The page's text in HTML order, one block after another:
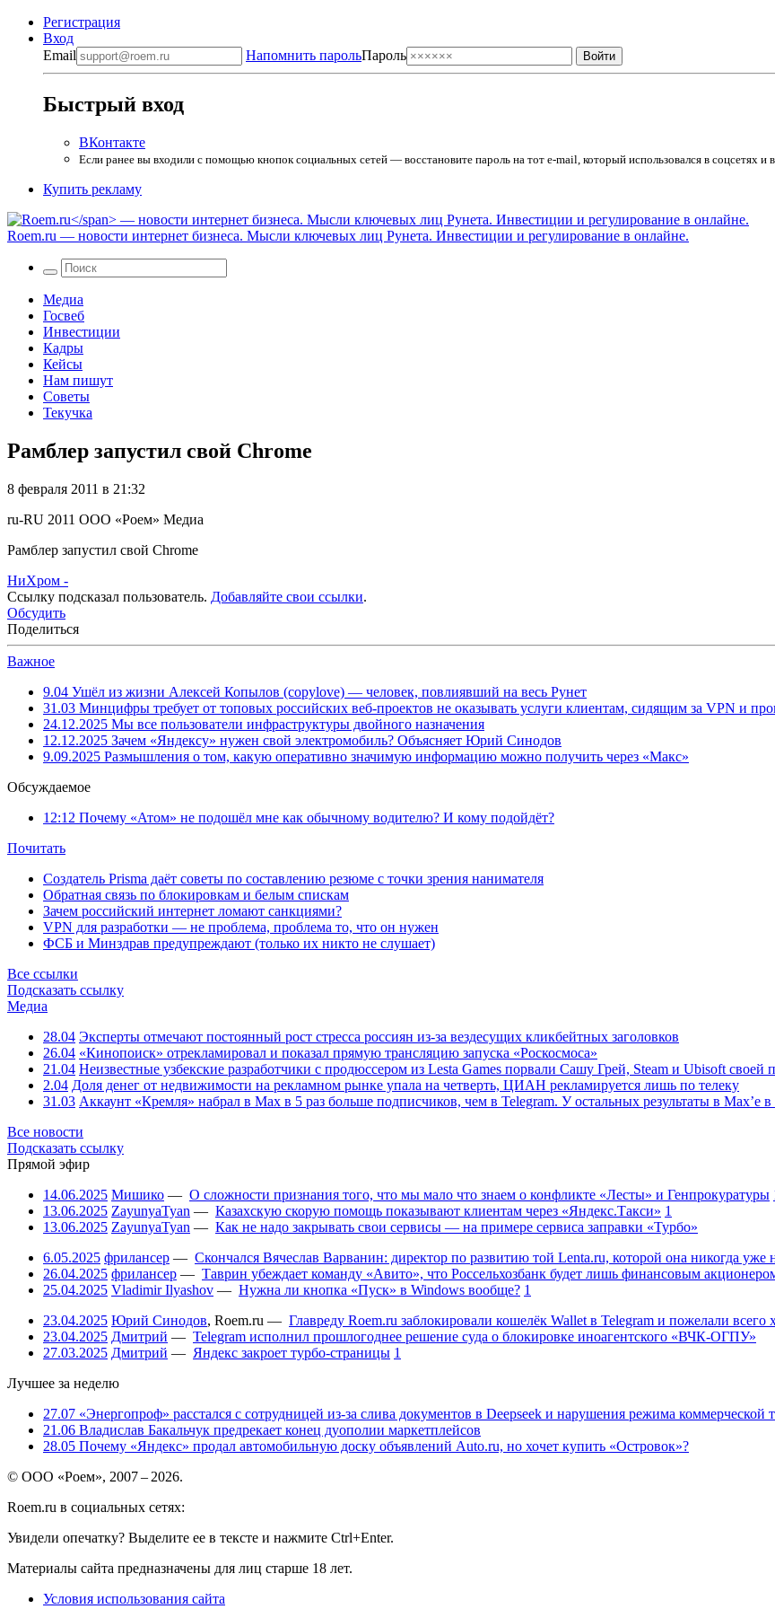
Регистрация
Вход
Email
Напомнить парольПароль
Быстрый вход
ВКонтакте
Если ранее вы входили с помощью кнопок социальных сетей — восстановите пароль на тот e-mail, который использовался в соцсетях и
Купить рекламу
Roem.ru — новости интернет бизнеса. Мысли ключевых лиц Рунета. Инвестиции и регулирование в онлайне.
Медиа
Госвеб
Инвестиции
Кадры
Кейсы
Нам пишут
Советы
Текучка
Рамблер запустил свой Chrome
8 февраля 2011 в 21:32
ru-RU 2011 ООО «Роем» Медиа
Рамблер запустил свой Chrome
НиХром -
Ссылку подсказал пользователь. Добавляйте свои ссылки.
Обсудить
Поделиться
Важное
9.04 Ушёл из жизни Алексей Копылов (copylove) — человек, повлиявший на весь Рунет
31.03 Минцифры требует от топовых российских веб-проектов не оказывать услуги клиентам, сидящим за VPN и
24.12.2025 Мы все пользователи инфраструктуры двойного назначения
12.12.2025 Зачем «Яндексу» нужен свой электромобиль? Объясняет Юрий Синодов
9.09.2025 Размышления о том, какую оперативно значимую информацию можно получить через «Макс»
Обсуждаемое
12:12 Почему «Атом» не подошёл мне как обычному водителю? И кому подойдёт?
Почитать
Создатель Prisma даёт советы по составлению резюме с точки зрения нанимателя
Обратная связь по блокировкам и белым спискам
Зачем российский интернет ломают санкциями?
VPN для разработки — не проблема, проблема то, что он нужен
ФСБ и Минздрав предупреждают (только их никто не слушает)
Все ссылки
Подсказать ссылку
Медиа
28.04 Эксперты отмечают постоянный рост стресса россиян из-за вездесущих кликбейтных заголовков
26.04 «Кинопоиск» отрекламировал и показал прямую трансляцию запуска «Роскосмоса»
21.04 Неизвестные узбекские разработчики с продюссером из Lesta Games порвали Сашу Грей, Steam и Ubisoft своей
2.04 Доля денег от недвижимости на рекламном рынке упала на четверть, ЦИАН рекламируется лишь по телеку
31.03 Аккаунт «Кремля» набрал в Max в 5 раз больше подписчиков, чем в Telegram. У остальных результаты в Max’е
Все новости
Подсказать ссылку
Прямой эфир
14.06.2025 Мишико — О сложности признания того, что мы мало что знаем о конфликте «Лесты» и Генпрокуратуры
13.06.2025 ZayunyaTyan — Казахскую скорую помощь показывают клиентам через «Яндекс.Такси» 1
13.06.2025 ZayunyaTyan — Как не надо закрывать свои сервисы — на примере сервиса заправки «Турбо»
6.05.2025 фрилансер — Скончался Вячеслав Варванин: директор по развитию той Lenta.ru, которой она никогда уже
26.04.2025 фрилансер — Таврин убеждает команду «Авито», что Россельхозбанк будет лишь финансовым
25.04.2025 Vladimir Ilyashov — Нужна ли кнопка «Пуск» в Windows вообще? 1
23.04.2025 Юрий Синодов, Roem.ru — Главреду Roem.ru заблокировали кошелёк Wallet в Telegram и пожелали всего
23.04.2025 Дмитрий — Telegram исполнил прошлогоднее решение суда о блокировке иноагентского «ВЧК-ОГПУ»
27.03.2025 Дмитрий — Яндекс закроет турбо-страницы 1
Лучшее за неделю
27.07 «Энергопроф» расстался с сотрудницей из-за слива документов в Deepseek и нарушения режима коммерческой
21.06 Владислав Бакальчук предрекает конец дуополии маркетплейсов
28.05 Почему «Яндекс» продал автомобильную доску объявлений Auto.ru, но хочет купить «Островок»?
© ООО «Роем», 2007 – 2026.
Roem.ru в социальных сетях:
Увидели опечатку? Выделите ее в тексте и нажмите Ctrl+Enter.
Материалы сайта предназначены для лиц старше 18 лет.
Условия использования сайта